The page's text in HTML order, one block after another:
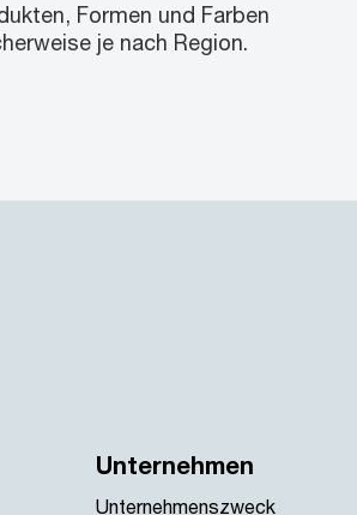
Formen und Farben
je nach Region.
Unternehmen
Unternehmenszweck